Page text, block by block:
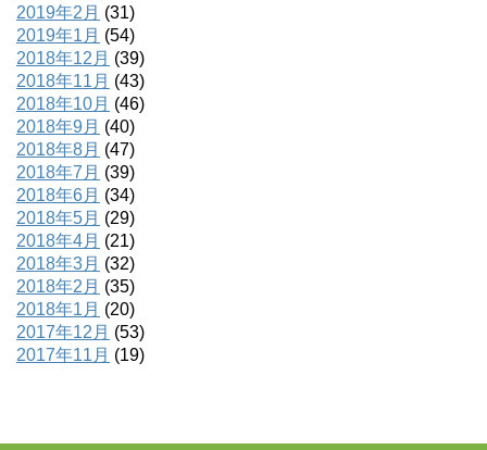
2019年2月 (31)
2019年1月 (54)
2018年12月 (39)
2018年11月 (43)
2018年10月 (46)
2018年9月 (40)
2018年8月 (47)
2018年7月 (39)
2018年6月 (34)
2018年5月 (29)
2018年4月 (21)
2018年3月 (32)
2018年2月 (35)
2018年1月 (20)
2017年12月 (53)
2017年11月 (19)